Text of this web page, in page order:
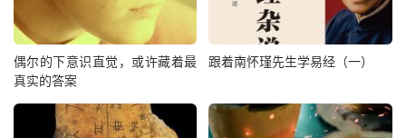
偶尔的下意识直觉，或许藏着最
真实的答案
跟着南怀瑾先生学易经（一）